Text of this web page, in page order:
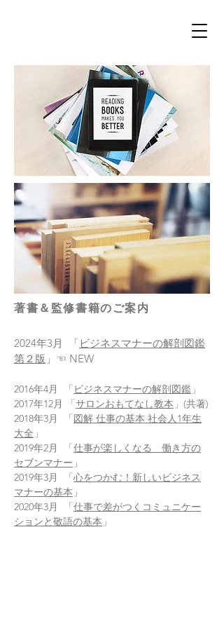
著書＆監修書籍のご案内
2024年3月 「 ビジネスマナーの解剖図鑑
第２版 」☜ NEW
2016年4月 「ビジネスマナーの解剖図鑑 」
2017年12月
「サロンおもてなし教本 」(共著)
2018年3月
「図解 仕事の基本 社会人1年生
大全 」
2019年2月 「仕事が楽しくなる 働き方の
セブンマナー 」
2019年3月 「心をつかむ！新しいビジネス
マナーの基本 」
2020年3月
「仕事で差がつくコミュニケー
ションと敬語の基本 」